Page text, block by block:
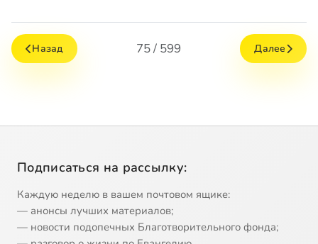
Назад 75 / 599 Далее
Подписаться на рассылку:
Каждую неделю в вашем почтовом ящике:
— анонсы лучших материалов;
— новости подопечных Благотворительного фонда;